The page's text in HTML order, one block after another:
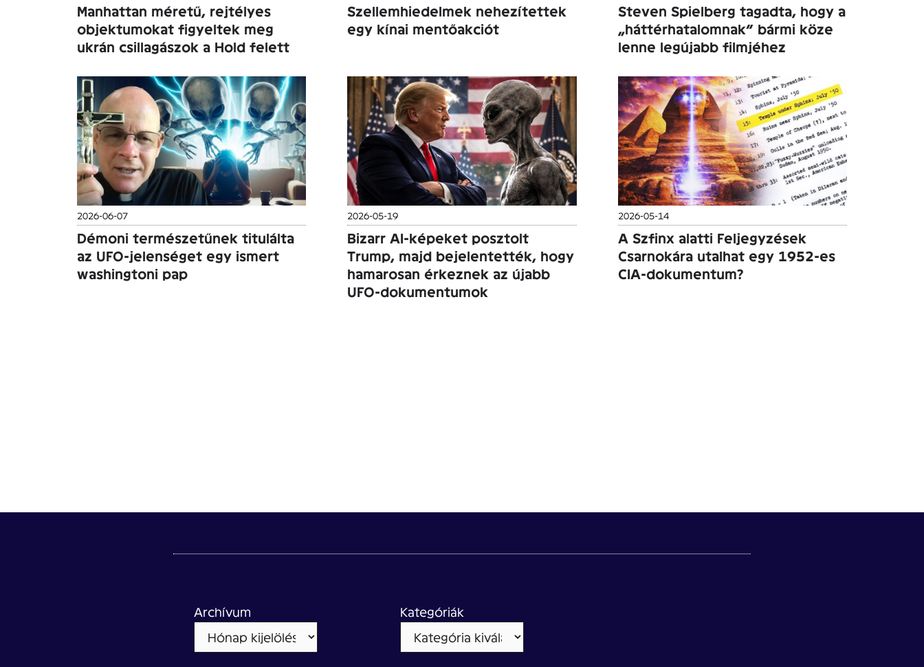
Manhattan méretű, rejtélyes
objektumokat figyeltek meg
ukrán csillagászok a Hold felett
Szellemhiedelmek nehezítettek
egy kínai mentőakciót
Steven Spielberg tagadta, hogy a
„háttérhatalomnak” bármi köze
lenne legújabb filmjéhez
2026-06-07
Démoni természetűnek titulálta
az UFO-jelenséget egy ismert
washingtoni pap
2026-05-19
Bizarr AI-képeket posztolt
Trump, majd bejelentették, hogy
hamarosan érkeznek az újabb
UFO-dokumentumok
2026-05-14
A Szfinx alatti Feljegyzések
Csarnokára utalhat egy 1952-es
CIA-dokumentum?
Archívum Kategóriák